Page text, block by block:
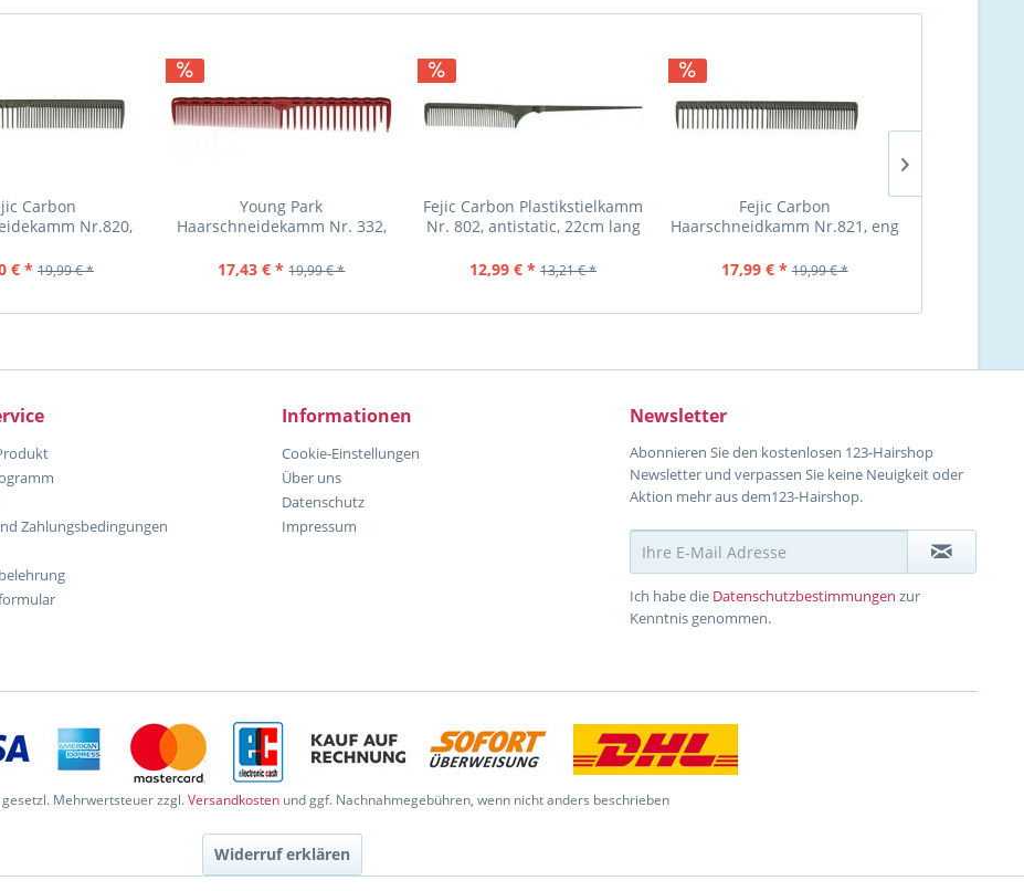
Carbon
Nr.820,
€ * 19,99 € *
Young Park
Haarschneidekamm Nr. 332,
17,43 € * 19,99 € *
Fejic Carbon Plastikstielkamm
Nr. 802, antistatic, 22cm lang
12,99 € * 13,21 € *
Fejic Carbon
Haarschneidkamm Nr.821, eng
17,99 € * 19,99 € *
Zahlungsbedingungen
Informationen
Cookie-Einstellungen
Über uns
Datenschutz
Impressum
Newsletter
Abonnieren Sie den kostenlosen 123-Hairshop
Newsletter und verpassen Sie keine Neuigkeit oder
Aktion mehr aus dem123-Hairshop.
Ich habe die Datenschutzbestimmungen zur
Kenntnis genommen.
Mehrwertsteuer zzgl.Versandkostenund ggf. Nachnahmegebühren, wenn nicht anders beschrieben
Widerruf erklären